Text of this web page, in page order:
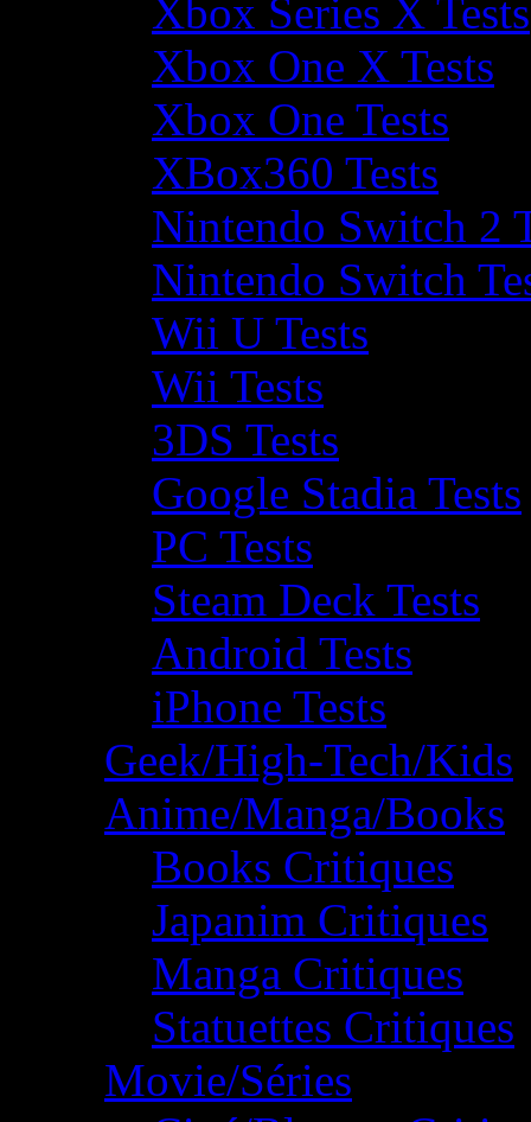
Xbox Series X Tests
Xbox One X Tests
Xbox One Tests
XBox360 Tests
Nintendo Switch 2
Nintendo Switch
Wii U Tests
Wii Tests
3DS Tests
Google Stadia Tests
PC Tests
Steam Deck Tests
Android Tests
iPhone Tests
Geek/High-Tech/Kids
Anime/Manga/Books
Books Critiques
Japanim Critiques
Manga Critiques
Statuettes Critiques
Movie/Séries